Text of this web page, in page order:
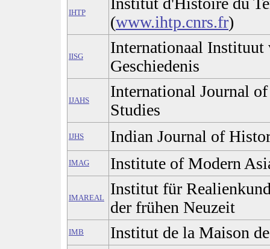
IHTP
(www.ihtp.cnrs.fr)
IISG
Internationaal Instituut
Geschiedenis
IJAHS
International Journal
Studies
IJHS Indian Journal of
IMAG Institute of Modern
IMAREAL
Institut für
der frühen Neuzeit
IMB Institut de la Maison